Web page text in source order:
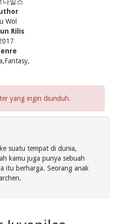
Wol
Rilis
yang ingin diunduh.
suatu tempat di dunia,
kamu juga punya sebuah
itu berharga. Seorang anak